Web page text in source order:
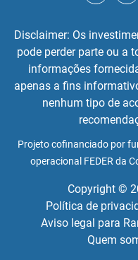
Disclaimer: Os
pode perder parte ou a
informações
apenas a fins
nenhum tipo de
Projeto cofinanciado por
operacional FEDER da
Copyright ©
Política de
Aviso legal para
Quem